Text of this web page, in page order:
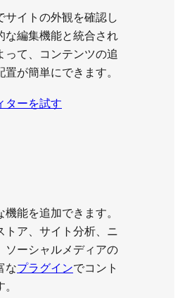
サイトの外観を確認し
な編集機能と統合され
って、コンテンツの追
が簡単にできます。
ターを試す
能を追加できます。
トア、サイト分析、ニ
ソーシャルメディアの
なプラグインでコント